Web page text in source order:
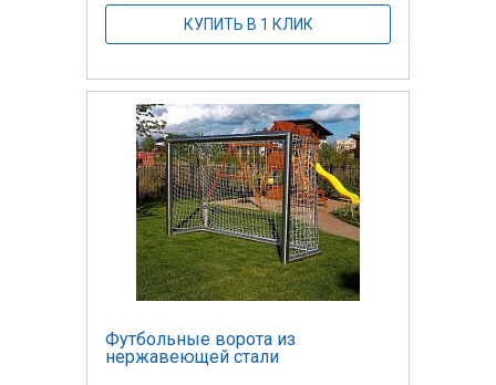
КУПИТЬ В 1 КЛИК
Футбольные ворота из
нержавеющей стали